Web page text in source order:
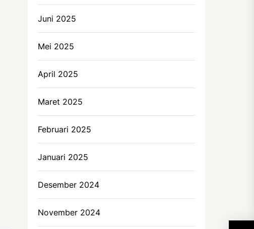
Juni 2025
Mei 2025
April 2025
Maret 2025
Februari 2025
Januari 2025
Desember 2024
November 2024